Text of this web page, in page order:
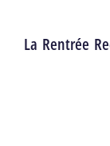
La Rentrée